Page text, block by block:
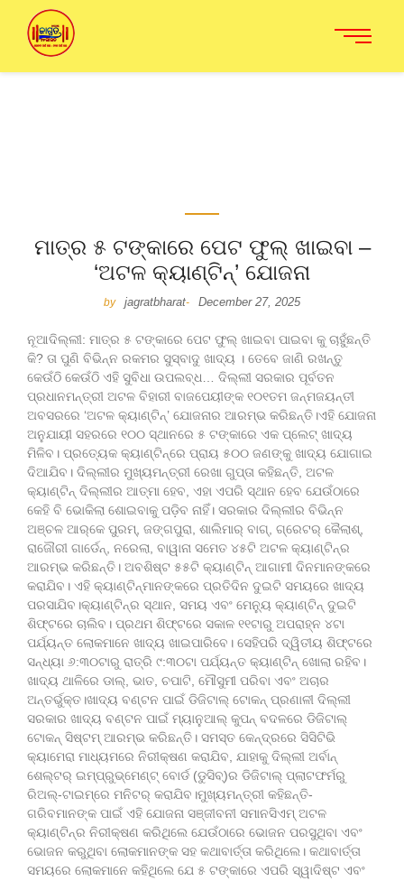
ମାତ୍ର ୫ ଟଙ୍କାରେ ପେଟ ଫୁଲ୍ ଖାଇବା –
‘ଅଟଳ କ୍ୟାଣ୍ଟିନ୍’ ଯୋଜନା
by jagratbharat- December 27, 2025
ନୂଆଦିଲ୍ଲୀ: ମାତ୍ର ୫ ଟଙ୍କାରେ ପେଟ ଫୁଲ୍ ଖାଇବା ପାଇବା କୁ ଚାହୁଁଛନ୍ତି
କି? ତା ପୁଣି ବିଭିନ୍ନ ରକମର ସୁସ୍ବାଦୁ ଖାଦ୍ୟ । ତେବେ ଜାଣି ରଖନ୍ତୁ
କେଉଁଠି କେଉଁଠି ଏହି ସୁବିଧା ଉପଲବ୍ଧ… ଦିଲ୍ଲୀ ସରକାର ପୂର୍ବତନ
ପ୍ରଧାନମନ୍ତ୍ରୀ ଅଟଳ ବିହାରୀ ବାଜପେୟୀଙ୍କ ୧୦୧ତମ ଜନ୍ମଜୟନ୍ତୀ
ଅବସରରେ ‘ଅଟଳ କ୍ୟାଣ୍ଟିନ୍’ ଯୋଜନାର ଆରମ୍ଭ କରିଛନ୍ତି।ଏହି ଯୋଜନା
ଅନୁଯାୟୀ ସହରରେ ୧୦୦ ସ୍ଥାନରେ ୫ ଟଙ୍କାରେ ଏକ ପ୍ଲେଟ୍ ଖାଦ୍ୟ
ମିଳିବ। ପ୍ରତ୍ୟେକ କ୍ୟାଣ୍ଟିନ୍‌ରେ ପ୍ରାୟ ୫୦୦ ଜଣଙ୍କୁ ଖାଦ୍ୟ ଯୋଗାଇ
ଦିଆଯିବ। ଦିଲ୍ଲୀର ମୁଖ୍ୟମନ୍ତ୍ରୀ ରେଖା ଗୁପ୍ତା କହିଛନ୍ତି, ଅଟଳ
କ୍ୟାଣ୍ଟିନ୍ ଦିଲ୍ଲୀର ଆତ୍ମା ହେବ, ଏହା ଏପରି ସ୍ଥାନ ହେବ ଯେଉଁଠାରେ
କେହି ବି ଭୋକିଲା ଶୋଇବାକୁ ପଡ଼ିବ ନାହିଁ। ସରକାର ଦିଲ୍ଲୀର ବିଭିନ୍ନ
ଅଞ୍ଚଳ ଆର୍‌କେ ପୁରମ୍, ଜଙ୍ଗପୁରା, ଶାଲିମାର୍ ବାଗ୍, ଗ୍ରେଟର୍ କୈଲାଶ୍,
ରାଜୌରୀ ଗାର୍ଡେନ୍, ନରେଲା, ବାୱାନା ସମେତ ୪୫ଟି ଅଟଳ କ୍ୟାଣ୍ଟିନ୍‌ର
ଆରମ୍ଭ କରିଛନ୍ତି। ଅବଶିଷ୍ଟ ୫୫ଟି କ୍ୟାଣ୍ଟିନ୍‌ ଆଗାମୀ ଦିନମାନଙ୍କରେ
କରାଯିବ। ଏହି କ୍ୟାଣ୍ଟିନ୍‌ମାନଙ୍କରେ ପ୍ରତିଦିନ ଦୁଇଟି ସମୟରେ ଖାଦ୍ୟ
ପରସାଯିବ।କ୍ୟାଣ୍ଟିନ୍‌ର ସ୍ଥାନ, ସମୟ ଏବଂ ମେନ୍ୟୁ କ୍ୟାଣ୍ଟିନ୍ ଦୁଇଟି
ଶିଫ୍ଟରେ ଚାଲିବ। ପ୍ରଥମ ଶିଫ୍ଟରେ ସକାଳ ୧୧ଟାରୁ ଅପରାହ୍ନ ୪ଟା
ପର୍ଯ୍ୟନ୍ତ ଲୋକମାନେ ଖାଦ୍ୟ ଖାଇପାରିବେ। ସେହିପରି ଦ୍ୱିତୀୟ ଶିଫ୍ଟରେ
ସନ୍ଧ୍ୟା ୬:୩୦ଟାରୁ ରାତ୍ରି ୯:୩୦ଟା ପର୍ଯ୍ୟନ୍ତ କ୍ୟାଣ୍ଟିନ୍ ଖୋଲା ରହିବ।
ଖାଦ୍ୟ ଥାଳିରେ ଡାଲ୍, ଭାତ, ଚପାଟି, ମୌସୁମୀ ପରିବା ଏବଂ ଅଚାର
ଅନ୍ତର୍ଭୁକ୍ତ।ଖାଦ୍ୟ ବଣ୍ଟନ ପାଇଁ ଡିଜିଟାଲ୍ ଟୋକନ୍ ପ୍ରଣାଳୀ ଦିଲ୍ଲୀ
ସରକାର ଖାଦ୍ୟ ବଣ୍ଟନ ପାଇଁ ମ୍ୟାନୁଆଲ୍ କୁପନ୍ ବଦଳରେ ଡିଜିଟାଲ୍
ଟୋକନ୍ ସିଷ୍ଟମ୍ ଆରମ୍ଭ କରିଛନ୍ତି। ସମସ୍ତ କେନ୍ଦ୍ରରେ ସିସିଟିଭି
କ୍ୟାମେରା ମାଧ୍ୟମରେ ନିରୀକ୍ଷଣ କରାଯିବ, ଯାହାକୁ ଦିଲ୍ଲୀ ଅର୍ବାନ୍
ଶେଲ୍ଟର୍ ଇମ୍ପ୍ରୁଭ୍‌ମେଣ୍ଟ୍ ବୋର୍ଡ (ଡୁସିବ୍)ର ଡିଜିଟାଲ୍ ପ୍ଲାଟଫର୍ମରୁ
ରିଅଲ୍-ଟାଇମ୍ରେ ମନିଟର୍ କରାଯିବ।ମୁଖ୍ୟମନ୍ତ୍ରୀ କହିଛନ୍ତି-
ଗରିବମାନଙ୍କ ପାଇଁ ଏହି ଯୋଜନା ସଞ୍ଜୀବନୀ ସମାନସିଏମ୍ ଅଟଳ
କ୍ୟାଣ୍ଟିନ୍‌ର ନିରୀକ୍ଷଣ କରିଥିଲେ ଯେଉଁଠାରେ ଭୋଜନ ପରସୁଥିବା ଏବଂ
ଭୋଜନ କରୁଥିବା ଲୋକମାନଙ୍କ ସହ କଥାବାର୍ତ୍ତା କରିଥିଲେ। କଥାବାର୍ତ୍ତା
ସମୟରେ ଲୋକମାନେ କହିଥିଲେ ଯେ ୫ ଟଙ୍କାରେ ଏପରି ସ୍ୱାଦିଷ୍ଟ ଏବଂ